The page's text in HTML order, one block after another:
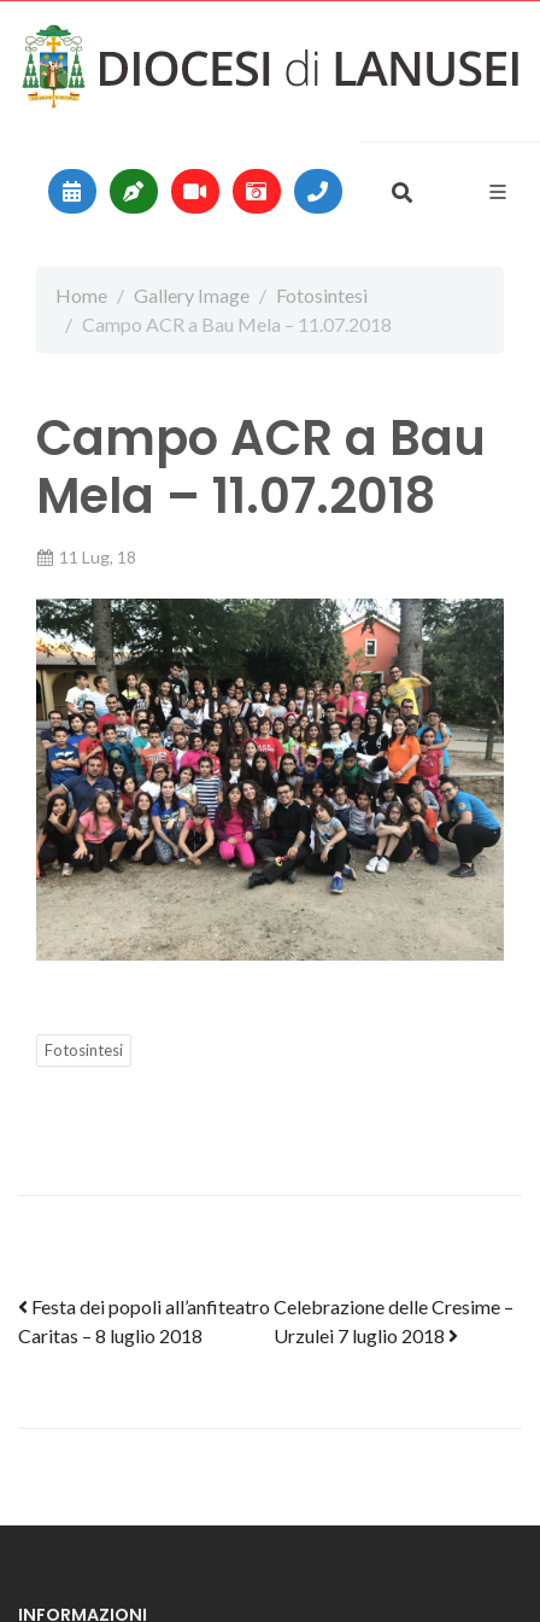
Main Navigation
Home Gallery Image
Fotosintesi
Campo ACR a Bau Mela – 11.07.2018
Campo ACR a Bau
Mela – 11.07.2018
11 Lug, 18
Fotosintesi
Post navigation
Festa dei popoli all’anfiteatro
Caritas – 8 luglio 2018
Celebrazione delle Cresime –
Urzulei 7 luglio 2018
INFORMAZIONI